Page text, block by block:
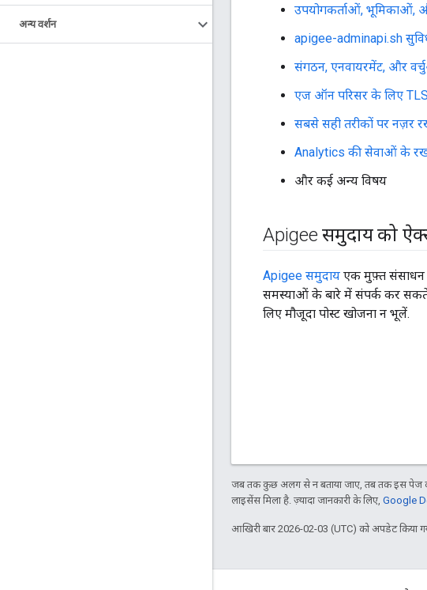
अन्य वर्शन
उपयोगकर्ताओं, भूमिकाओं,
apigee-adminapi.sh
संगठन, एनवायरमेंट, और
एज ऑन परिसर के लिए
सबसे सही तरीकों पर नज़र
Analytics की सेवाओं के
और कई अन्य विषय
Apigee समुदाय को
Apigee समुदाय एक मुफ़्त संसाधन
समस्याओं के बारे में संपर्क कर
लिए मौजूदा पोस्ट खोजना न भूलें.
जब तक कुछ अलग से न बताया जाए, तब तक इस पेज
लाइसेंस मिला है. ज़्यादा जानकारी के लिए, Google
आखिरी बार 2026-02-03 (UTC) को अपडेट किया